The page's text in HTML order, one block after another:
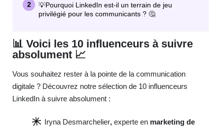
💡Pourquoi LinkedIn est-il un terrain de jeu
privilégié pour les communicants ? 🤔
📊 Voici les 10 influenceurs à suivre
absolument 📈
Vous souhaitez rester à la pointe de la communication
digitale ? Découvrez notre sélection de 10 influenceurs
LinkedIn à suivre absolument :
Iryna Desmarchelier, experte en marketing de